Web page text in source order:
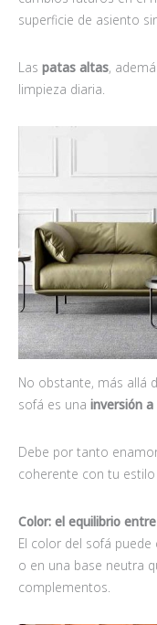
superficie de asiento
Las patas altas,
limpieza diaria.
No obstante, más allá
sofá es una inversión
Debe por tanto
coherente con tu
Color: el equilibrio
El color del sofá
o en una base neutra
complementos.